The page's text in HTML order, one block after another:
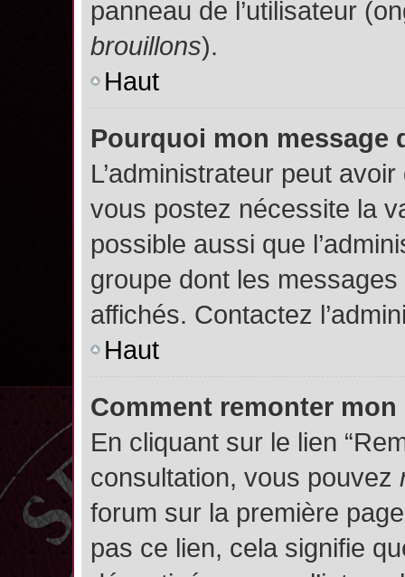
panneau de l’utilisateur
brouillons).
Haut
Pourquoi mon message
L’administrateur peut
vous postez nécessite la
possible aussi que
groupe dont les
affichés. Contactez
Haut
Comment remonter
En cliquant sur le lien
consultation, vous pouvez
forum sur la première
pas ce lien, cela signifie